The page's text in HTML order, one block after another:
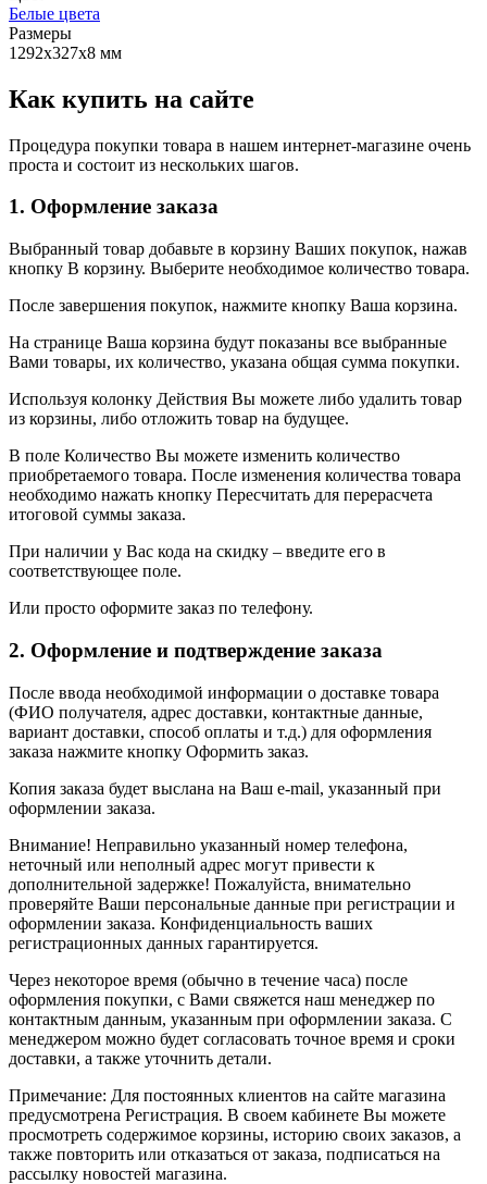
Белые цвета
Размеры
1292x327x8 мм
Как купить на сайте
Процедура покупки товара в нашем интернет-магазине очень
проста и состоит из нескольких шагов.
1. Оформление заказа
Выбранный товар добавьте в корзину Ваших покупок, нажав
кнопку В корзину. Выберите необходимое количество товара.
После завершения покупок, нажмите кнопку Ваша корзина.
На странице Ваша корзина будут показаны все выбранные
Вами товары, их количество, указана общая сумма покупки.
Используя колонку Действия Вы можете либо удалить товар
из корзины, либо отложить товар на будущее.
В поле Количество Вы можете изменить количество
приобретаемого товара. После изменения количества товара
необходимо нажать кнопку Пересчитать для перерасчета
итоговой суммы заказа.
При наличии у Вас кода на скидку – введите его в
соответствующее поле.
Или просто оформите заказ по телефону.
2. Оформление и подтверждение заказа
После ввода необходимой информации о доставке товара
(ФИО получателя, адрес доставки, контактные данные,
вариант доставки, способ оплаты и т.д.) для оформления
заказа нажмите кнопку Оформить заказ.
Копия заказа будет выслана на Ваш e-mail, указанный при
оформлении заказа.
Внимание! Неправильно указанный номер телефона,
неточный или неполный адрес могут привести к
дополнительной задержке! Пожалуйста, внимательно
проверяйте Ваши персональные данные при регистрации и
оформлении заказа. Конфиденциальность ваших
регистрационных данных гарантируется.
Через некоторое время (обычно в течение часа) после
оформления покупки, с Вами свяжется наш менеджер по
контактным данным, указанным при оформлении заказа. С
менеджером можно будет согласовать точное время и сроки
доставки, а также уточнить детали.
Примечание: Для постоянных клиентов на сайте магазина
предусмотрена Регистрация. В своем кабинете Вы можете
просмотреть содержимое корзины, историю своих заказов, а
также повторить или отказаться от заказа, подписаться на
рассылку новостей магазина.